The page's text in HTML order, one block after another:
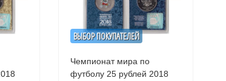
ВЫБОР ПОКУПАТЕЛЕЙ
Чемпионат мира по
футболу 25 рублей 2018